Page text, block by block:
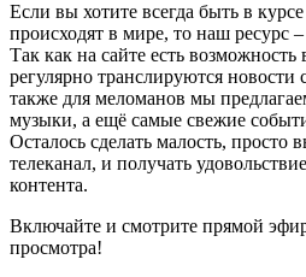
Если вы хотите всегда быть в
происходят в мире, то наш ресурс
Так как на сайте есть
регулярно транслируются новости
также для меломанов мы
музыки, а ещё самые свежие
Осталось сделать малость, просто
телеканал, и получать
контента.
Включайте и смотрите прямой
просмотра!